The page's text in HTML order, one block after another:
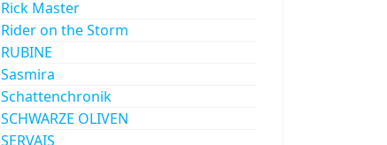
Rick Master
Rider on the Storm
RUBINE
Sasmira
Schattenchronik
SCHWARZE OLIVEN
SERVAIS